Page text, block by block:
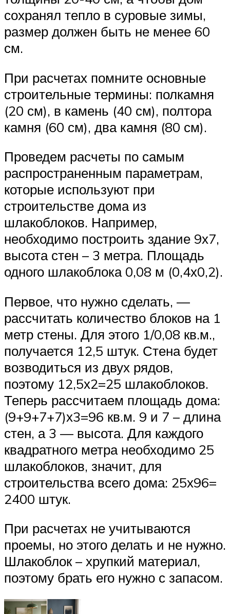
сохранял тепло в суровые зимы,
размер должен быть не менее 60
см.
При расчетах помните основные
строительные термины: полкамня
(20 см), в камень (40 см), полтора
камня (60 см), два камня (80 см).
Проведем расчеты по самым
распространенным параметрам,
которые используют при
строительстве дома из
шлакоблоков. Например,
необходимо построить здание 9х7,
высота стен – 3 метра. Площадь
одного шлакоблока 0,08 м (0,4х0,2).
Первое, что нужно сделать, —
рассчитать количество блоков на 1
метр стены. Для этого 1/0,08 кв.м.,
получается 12,5 штук. Стена будет
возводиться из двух рядов,
поэтому 12,5х2=25 шлакоблоков.
Теперь рассчитаем площадь дома:
(9+9+7+7)х3=96 кв.м. 9 и 7 – длина
стен, а 3 — высота. Для каждого
квадратного метра необходимо 25
шлакоблоков, значит, для
строительства всего дома: 25х96=
2400 штук.
При расчетах не учитываются
проемы, но этого делать и не нужно.
Шлакоблок – хрупкий материал,
поэтому брать его нужно с запасом.